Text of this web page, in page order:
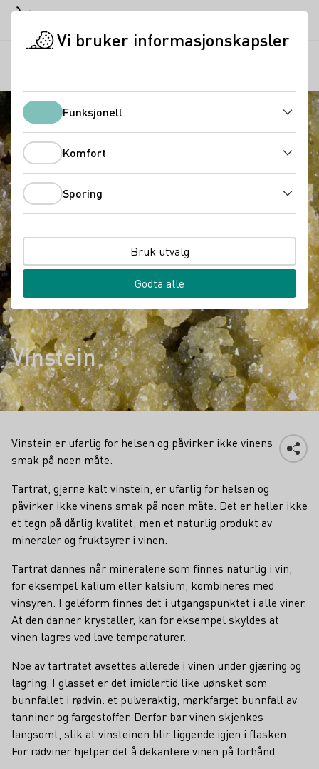
Vinstein
Vinstein er ufarlig for helsen og påvirker ikke vinens
smak på noen måte.
Tartrat, gjerne kalt vinstein, er ufarlig for helsen og
påvirker ikke vinens smak på noen måte. Det er heller ikke
et tegn på dårlig kvalitet, men et naturlig produkt av
mineraler og fruktsyrer i vinen.
Tartrat dannes når mineralene som finnes naturlig i vin,
for eksempel kalium eller kalsium, kombineres med
vinsyren. I geléform finnes det i utgangspunktet i alle viner.
At den danner krystaller, kan for eksempel skyldes at
vinen lagres ved lave temperaturer.
Noe av tartratet avsettes allerede i vinen under gjæring og
lagring. I glasset er det imidlertid like uønsket som
bunnfallet i rødvin: et pulveraktig, mørkfarget bunnfall av
tanniner og fargestoffer. Derfor bør vinen skjenkes
langsomt, slik at vinsteinen blir liggende igjen i flasken.
For rødviner hjelper det å dekantere vinen på forhånd.
Vi bruker informasjonskapsler
FunksjonellFunksjonell
Komfort
Sporing
Bruk utvalg
Godta alle